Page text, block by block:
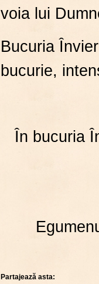
voia lui
Bucuria
bucurie,
În bucuria
Partajează asta: